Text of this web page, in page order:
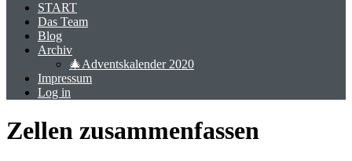
START
Das Team
Blog
Archiv
🎄Adventskalender 2020
Impressum
Log in
Zellen zusammenfassen